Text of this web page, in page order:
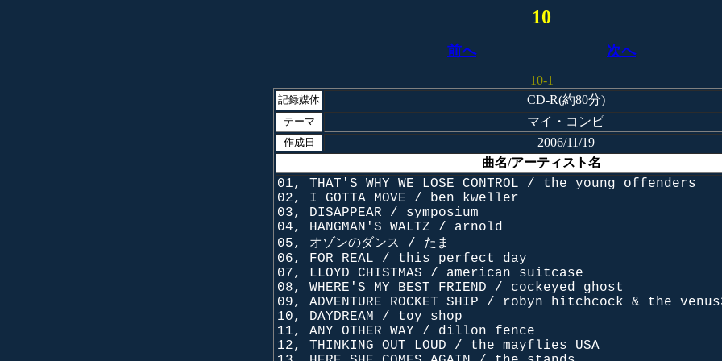
10
前へ 次へ
10-1
記録媒体 CD-R(約80分)
テーマ マイ・コンピ
作成日
2006/11/19
曲名/アーティスト名
01, THAT'S WHY WE LOSE CONTROL / the young offenders
02, I GOTTA MOVE / ben kweller
03, DISAPPEAR / symposium
04, HANGMAN'S WALTZ / arnold
05, オゾンのダンス / たま
06, FOR REAL / this perfect day
07, LLOYD CHISTMAS / american suitcase
08, WHERE'S MY BEST FRIEND / cockeyed ghost
09, ADVENTURE ROCKET SHIP / robyn hitchcock & the
10, DAYDREAM / toy shop
11, ANY OTHER WAY / dillon fence
12, THINKING OUT LOUD / the mayflies USA